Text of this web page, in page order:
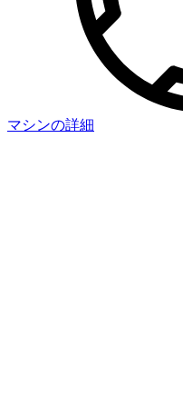
マシンの詳細